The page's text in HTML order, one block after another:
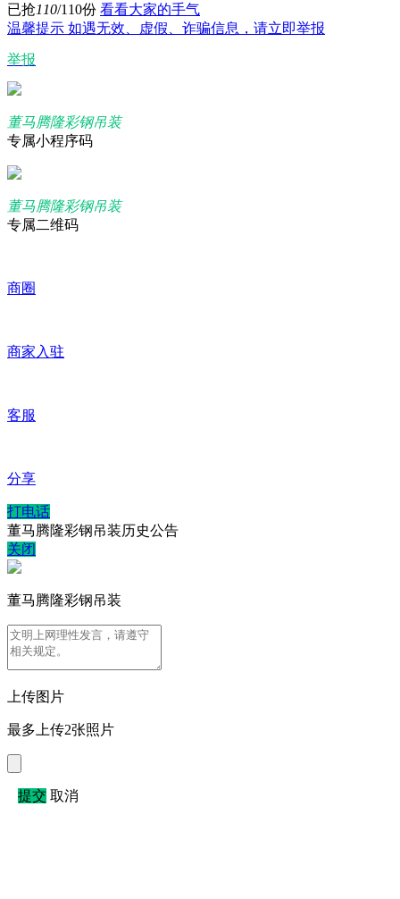
已抢110/110份 看看大家的手气
温馨提示 如遇无效、虚假、诈骗信息，请立即举报
举报
董马腾隆彩钢吊装
专属小程序码
董马腾隆彩钢吊装
专属二维码
商圈
商家入驻
客服
分享
打电话
董马腾隆彩钢吊装历史公告
关闭
董马腾隆彩钢吊装
上传图片
最多上传2张照片
提交 取消